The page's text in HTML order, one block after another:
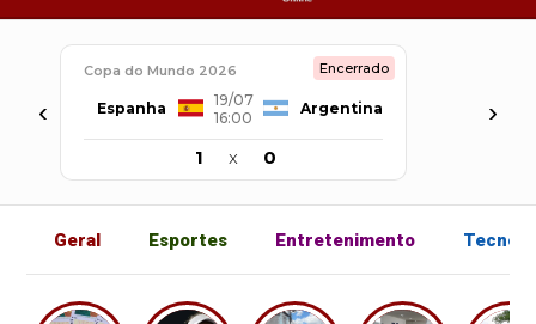
‹
Copa do Mundo 2026 Encerrado
Espanha
19/07
16:00
Argentina
1 x 0
›
Geral Esportes Entretenimento